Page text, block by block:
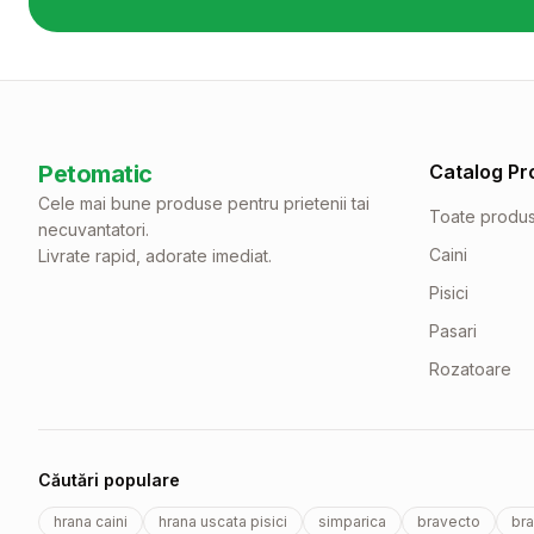
Petomatic
Cele mai bune produse pentru prietenii tai
necuvantatori.
Livrate rapid, adorate imediat.
Catalog
Toate
Caini
Pisici
Pasari
Rozatoare
Căutări populare
hrana caini hrana uscata pisici simparica bravecto